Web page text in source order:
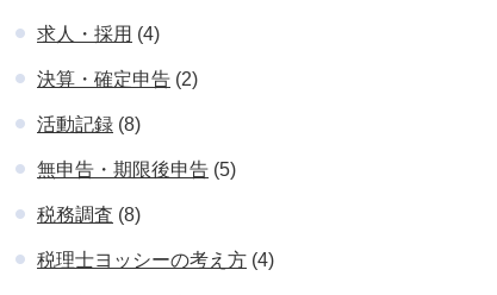
求人・採用 (4)
決算・確定申告 (2)
活動記録 (8)
無申告・期限後申告 (5)
税務調査 (8)
税理士ヨッシーの考え方 (4)